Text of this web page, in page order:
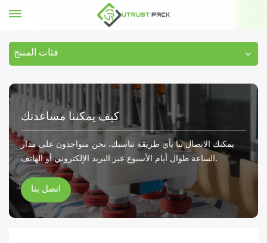
المعرفة التقنية
فئات المنتج
كيف يمكننا مساعدتك
يمكنك الاتصال بنا بأي طريقة تناسبك. نحن متواجدون على مدار
الساعة طوال أيام الأسبوع عبر البريد الإلكتروني أو الهاتف.
اتصل بنا